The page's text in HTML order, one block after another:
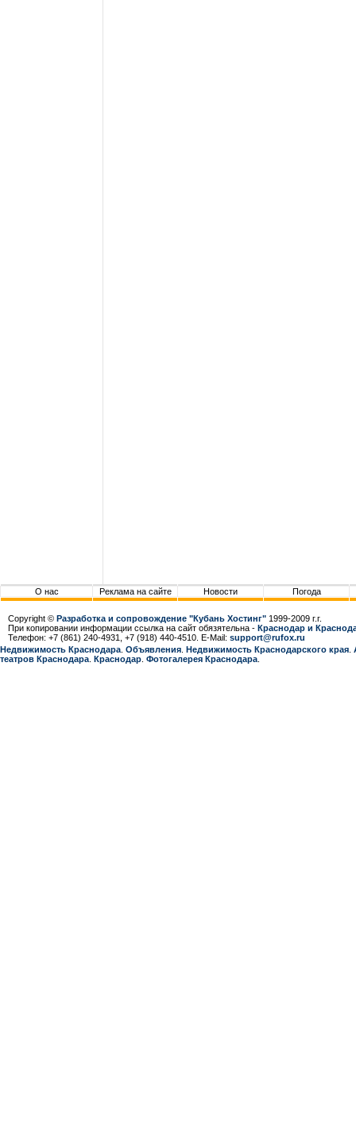
О нас Реклама на сайте Новости Погода
Copyright © Разработка и сопровождение "Кубань Хостинг" 1999-2009 г.г.
При копировании информации ссылка на сайт обязятельна - Краснодар и
Телефон: +7 (861) 240-4931, +7 (918) 440-4510. E-Mail: support@rufox.ru
Недвижимость Краснодара Объявления Недвижимость Краснодарcкого края
театров Краснодара Краснодар Фотогалерея Краснодара